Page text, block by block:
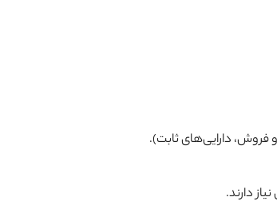
فروش، دارایی‌های ثابت).
دارند.